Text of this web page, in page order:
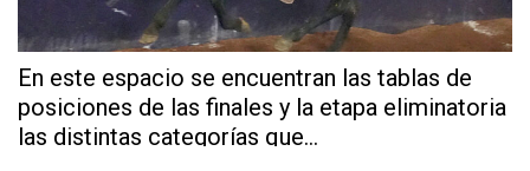
En este espacio se encuentran las tablas de
posiciones de las finales y la etapa eliminatoria
las distintas categorías que...